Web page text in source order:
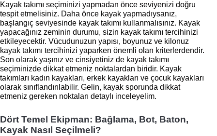
Kayak takımı seçiminizi yapmadan önce seviyenizi doğru
tespit etmelisiniz. Daha önce kayak yapmadıysanız,
başlangıç seviyesinde kayak takımı kullanmalısınız. Kayak
yapacağınız zeminin durumu, sizin kayak takımı tercihinizi
etkileyecektir. Vücudunuzun yapısı, boyunuz ve kilonuz
kayak takımı tercihinizi yaparken önemli olan kriterlerdendir.
Son olarak yaşınız ve cinsiyetiniz de kayak takımı
seçiminizde dikkat etmeniz noktalardan biridir. Kayak
takımları kadın kayakları, erkek kayakları ve çocuk kayakları
olarak sınıflandırılabilir. Gelin, kayak sporunda dikkat
etmeniz gereken noktaları detaylı inceleyelim.
Dört Temel Ekipman: Bağlama, Bot, Baton,
Kayak Nasıl Seçilmeli?